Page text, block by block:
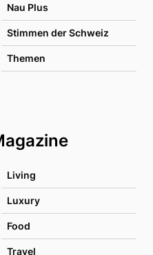
Nau Plus
Stimmen der Schweiz
Themen
Living
Luxury
Food
Travel